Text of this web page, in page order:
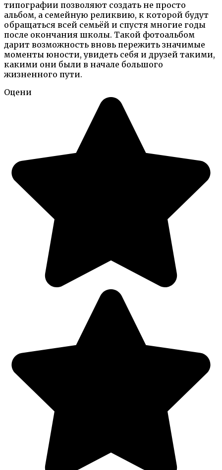
типографии позволяют создать не просто
альбом, а семейную реликвию, к которой будут
обращаться всей семьёй и спустя многие годы
после окончания школы. Такой фотоальбом
дарит возможность вновь пережить значимые
моменты юности, увидеть себя и друзей такими,
какими они были в начале большого
жизненного пути.
Оцени